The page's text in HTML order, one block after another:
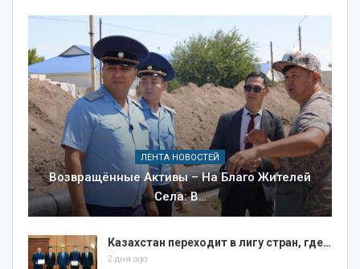
ЛЕНТА НОВОСТЕЙ
Возвращённые Активы – На Благо Жителей
Села: В…
Казахстан переходит в лигу стран, где…
2 дня ago